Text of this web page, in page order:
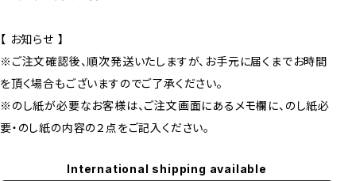
【 お知らせ 】
※ご注文確認後、順次発送いたしますが、お手元に届くまでお時間
を頂く場合もございますのでご了承ください。
※のし紙が必要なお客様は、ご注文画面にあるメモ欄に、のし紙必
要・のし紙の内容の２点をご記入ください。
International shipping available